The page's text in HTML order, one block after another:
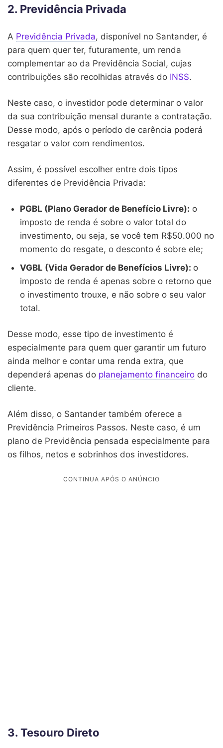
2. Previdência Privada
A Previdência Privada, disponível no Santander, é
para quem quer ter, futuramente, um renda
complementar ao da Previdência Social, cujas
contribuições são recolhidas através do INSS.
Neste caso, o investidor pode determinar o valor
da sua contribuição mensal durante a contratação.
Desse modo, após o período de carência poderá
resgatar o valor com rendimentos.
Assim, é possível escolher entre dois tipos
diferentes de Previdência Privada:
PGBL (Plano Gerador de Benefício Livre): o
imposto de renda é sobre o valor total do
investimento, ou seja, se você tem R$50.000 no
momento do resgate, o desconto é sobre ele;
VGBL (Vida Gerador de Benefícios Livre): o
imposto de renda é apenas sobre o retorno que
o investimento trouxe, e não sobre o seu valor
total.
Desse modo, esse tipo de investimento é
especialmente para quem quer garantir um futuro
ainda melhor e contar uma renda extra, que
dependerá apenas do planejamento financeiro do
cliente.
Além disso, o Santander também oferece a
Previdência Primeiros Passos. Neste caso, é um
plano de Previdência pensada especialmente para
os filhos, netos e sobrinhos dos investidores.
3. Tesouro Direto